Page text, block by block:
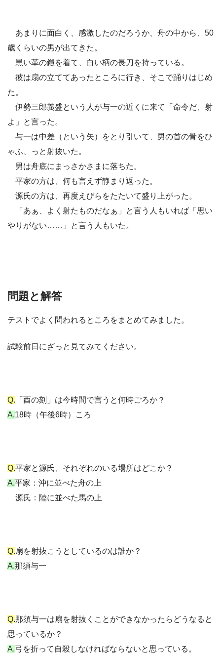
あまりに面白く、感激したのだろうか、舟の中から、50
歳くらいの男が出てきた。
黒い革の鎧を着て、白い柄の長刀を持っている。
彼は扇の立ててあったところに行き、そこで踊りはじめ
た。
伊勢三郎義盛という人が与一の近くに来て「命令だ、射
よ」と言った。
与一は中差（という矢）をとり引いて、男の首の骨をひ
ゃふ、っと射抜いた。
男は舟底にまっさかさまに落ちた。
平家の方は、何も言えず静まり返った。
源氏の方は、再度えびらをたたいて盛り上がった。
「あぁ、よく射たものだなぁ」と言う人もいれば「思い
やりがない……」と言う人もいた。
問題と解答
テストでよく問われるところをまとめてみました。
試験前日にざっと見てみてください。
Q. 「酉の刻」は今時間で言うと何時ごろか？
A.18時（午後6時）ころ
Q.平家と源氏、それぞれのいる場所はどこか？
A.平家：沖に並べた舟の上
源氏：陸に並べた馬の上
Q.扇を射抜こうとしているのは誰か？
A.那須与一
Q.那須与一は扇を射抜くことができなかったらどうなると
思っているか？
A.弓を折って自殺しなければならないと思っている。